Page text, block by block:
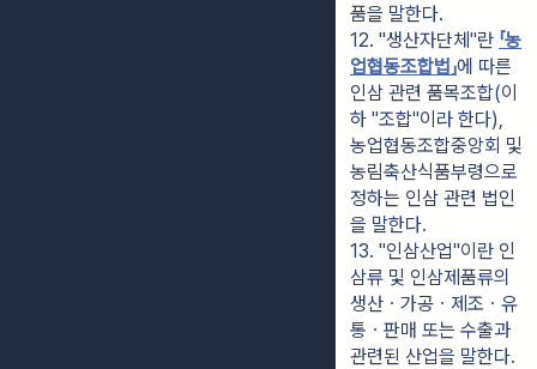
품을 말한다.
12. "생산자단체"란 「농
업협동조합법」에 따른
인삼 관련 품목조합(이
하 "조합"이라 한다),
농업협동조합중앙회 및
농림축산식품부령으로
정하는 인삼 관련 법인
을 말한다.
13. "인삼산업"이란 인
삼류 및 인삼제품류의
생산ㆍ가공ㆍ제조ㆍ유
통ㆍ판매 또는 수출과
관련된 산업을 말한다.